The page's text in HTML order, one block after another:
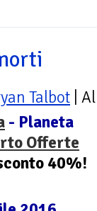
Talbot |
- Planeta
Offerte
40%!